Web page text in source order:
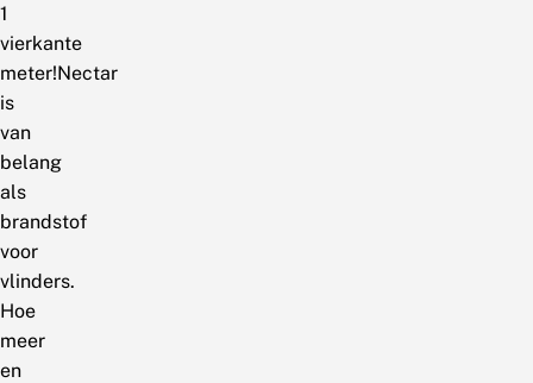
1
vierkante
meter!Nectar
is
van
belang
als
brandstof
voor
vlinders.
Hoe
meer
en